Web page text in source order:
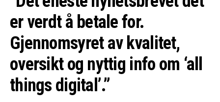
er verdt å betale for.
Gjennomsyret av kvalitet,
oversikt og nyttig info om ‘all
things digital’.”